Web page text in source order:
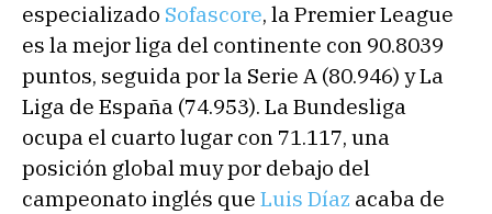
especializado Sofascore, la Premier League
es la mejor liga del continente con 90.8039
puntos, seguida por la Serie A (80.946) y La
Liga de España (74.953). La Bundesliga
ocupa el cuarto lugar con 71.117, una
posición global muy por debajo del
campeonato inglés que Luis Díaz acaba de